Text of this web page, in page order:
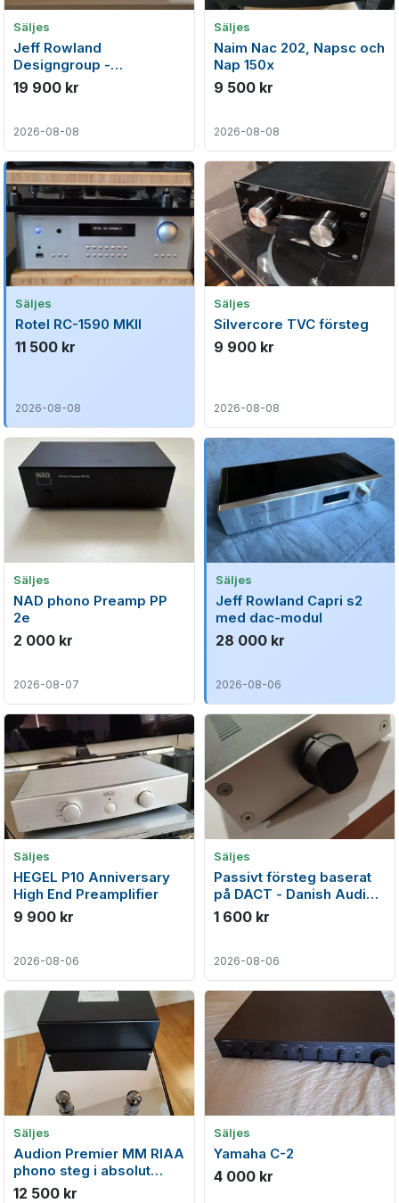
Säljes
Jeff Rowland
Designgroup -
Consummate balanserat
high-end försteg
19 900 kr
2026-08-08
Säljes
Naim Nac 202, Napsc och
Nap 150x
9 500 kr
2026-08-08
Säljes
Rotel RC-1590 MKII
11 500 kr
2026-08-08
Säljes
Silvercore TVC försteg
9 900 kr
2026-08-08
Säljes
NAD phono Preamp PP
2e
2 000 kr
2026-08-07
Säljes
Jeff Rowland Capri s2
med dac-modul
28 000 kr
2026-08-06
Säljes
HEGEL P10 Anniversary
High End Preamplifier
9 900 kr
2026-08-06
Säljes
Passivt försteg baserat
på DACT - Danish Audio
ConnecT potentiometer
1 600 kr
2026-08-06
Säljes
Audion Premier MM RIAA
phono steg i absolut
nyskick
12 500 kr
Säljes
Yamaha C-2
4 000 kr